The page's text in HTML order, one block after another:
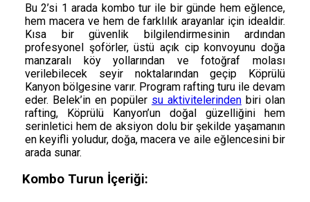
Bu 2’si 1 arada kombo tur ile bir günde hem eğlence,
hem macera ve hem de farklılık arayanlar için idealdir.
Kısa bir güvenlik bilgilendirmesinin ardından
profesyonel şoförler, üstü açık cip konvoyunu doğa
manzaralı köy yollarından ve fotoğraf molası
verilebilecek seyir noktalarından geçip Köprülü
Kanyon bölgesine varır. Program rafting turu ile devam
eder. Belek’in en popüler su aktivitelerinden biri olan
rafting, Köprülü Kanyon’un doğal güzelliğini hem
serinletici hem de aksiyon dolu bir şekilde yaşamanın
en keyifli yoludur, doğa, macera ve aile eğlencesini bir
arada sunar.
Kombo Turun İçeriği: